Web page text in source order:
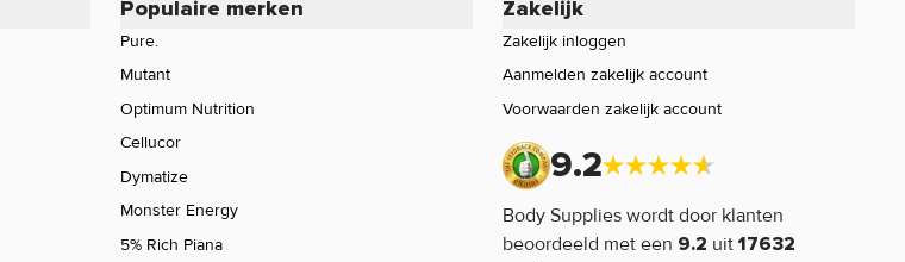
Populaire merken
Pure.
Mutant
Optimum Nutrition
Cellucor
Dymatize
Monster Energy
5% Rich Piana
Zakelijk
Zakelijk inloggen
Aanmelden zakelijk account
Voorwaarden zakelijk account
9.2
Body Supplies wordt door klanten
beoordeeld met een 9.2 uit17632